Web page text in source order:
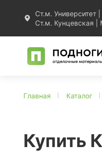
Ст.м. Университет
Ст.м. Кунцевская |
Главная Каталог
Купить